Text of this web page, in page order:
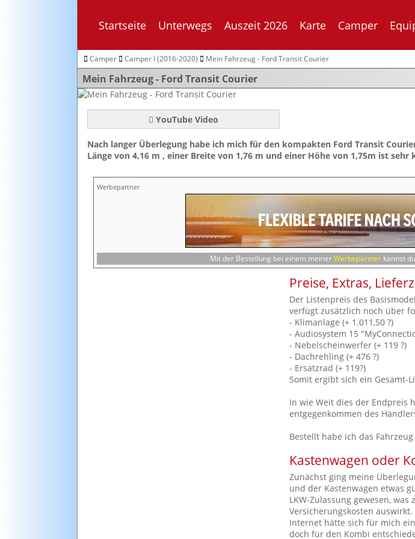
Startseite Unterwegs Auszeit 2026 Karte Camper
Camper Camper I (2016-2020) Mein Fahrzeug - Ford Transit Courier
Mein Fahrzeug - Ford Transit Courier
YouTube Video
Nach langer Überlegung habe ich mich für den kompakten Ford Transit
Länge von 4,16 m , einer Breite von 1,76 m und einer Höhe von 1,75m ist
Werbepartner
Mit der Bestellung bei einem meinerWerbepartnerkannst
Preise, Extras,
Der Listenpreis des
verfügt zusätzlich noch über
- Klimanlage (+ 1.011,50 ?)
- Audiosystem 15
- Nebelscheinwerfer (+ 119 ?)
- Dachrehling (+ 476 ?)
- Ersatzrad (+ 119?)
Somit ergibt sich ein Gesamt-
In wie Weit dies der Endpreis
entgegenkommen des
Bestellt habe ich das
Kastenwagen oder
Zunächst ging meine
und der Kastenwagen etwas
LKW-Zulassung gewesen,
Versicherungskosten
Internet hätte sich für mich
doch für den Kombi